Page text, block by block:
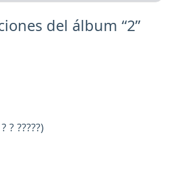
del álbum “2”
? ?????)